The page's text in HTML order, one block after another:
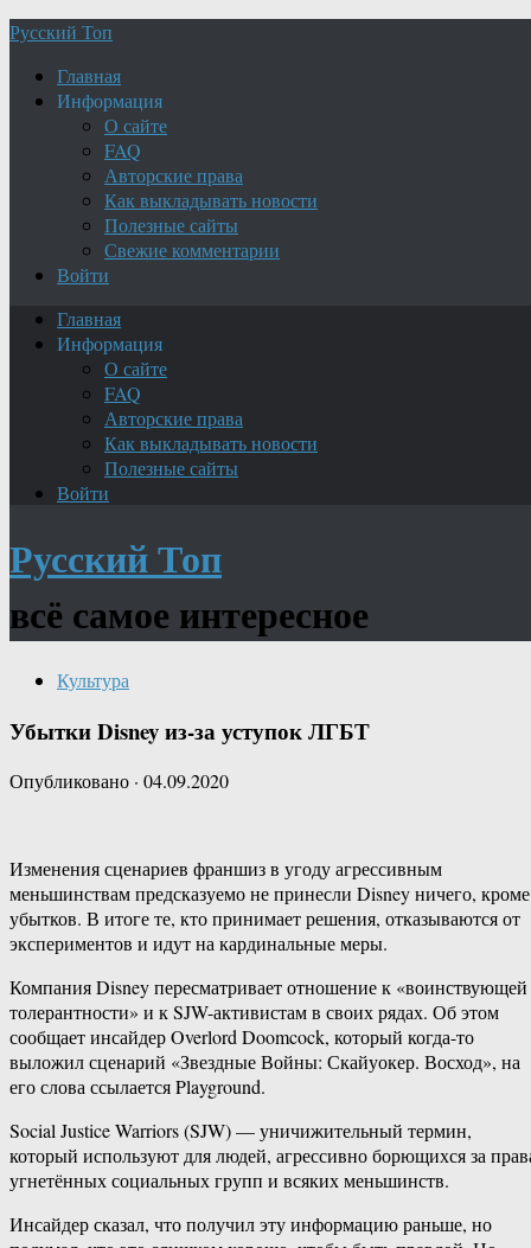
Русский Топ
Главная
Информация
О сайте
FAQ
Авторские права
Как выкладывать новости
Полезные сайты
Свежие комментарии
Войти
Главная
Информация
О сайте
FAQ
Авторские права
Как выкладывать новости
Полезные сайты
Войти
Русский Топ
всё самое интересное
Культура
Убытки Disney из-за уступок ЛГБТ
Опубликовано · 04.09.2020
Изменения сценариев франшиз в угоду агрессивным
меньшинствам предсказуемо не принесли Disney ничего, кроме
убытков. В итоге те, кто принимает решения, отказываются от
экспериментов и идут на кардинальные меры.
Компания Disney пересматривает отношение к «воинствующей
толерантности» и к SJW-активистам в своих рядах. Об этом
сообщает инсайдер Overlord Doomcock, который когда-то
выложил сценарий «Звездные Войны: Скайуокер. Восход», на
его слова ссылается Playground.
Social Justice Warriors (SJW) — уничижительный термин,
который используют для людей, агрессивно борющихся за
угнетённых социальных групп и всяких меньшинств.
Инсайдер сказал, что получил эту информацию раньше, но